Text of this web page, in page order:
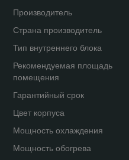
Производитель
Страна производитель
Тип внутреннего блока
Рекомендуемая площадь
помещения
Гарантийный срок
Цвет корпуса
Мощность охлаждения
Мощность обогрева